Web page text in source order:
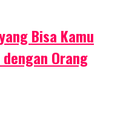
Bisa Kamu
Orang